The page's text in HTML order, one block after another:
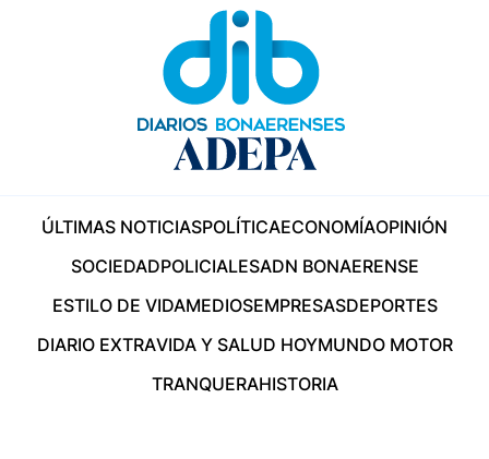
ÚLTIMAS NOTICIASPOLÍTICAECONOMÍAOPINIÓN
SOCIEDADPOLICIALESADN BONAERENSE
ESTILO DE VIDAMEDIOSEMPRESASDEPORTES
DIARIO EXTRAVIDA Y SALUD HOYMUNDO MOTOR
TRANQUERAHISTORIA